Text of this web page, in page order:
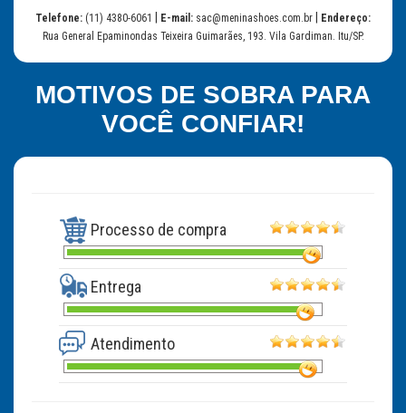
Telefone: (11) 4380-6061 E-mail: sac@meninashoes.com.br
Endereço:
Rua General Epaminondas Teixeira Guimarães, 193. Vila Gardiman. Itu/SP.
MOTIVOS DE SOBRA PARA
VOCÊ CONFIAR!
Processo de compra
Entrega
Atendimento